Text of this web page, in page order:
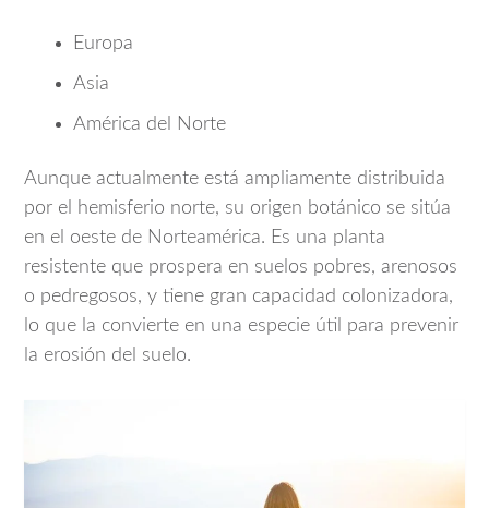
Europa
Asia
América del Norte
Aunque actualmente está ampliamente distribuida
por el hemisferio norte, su origen botánico se sitúa
en el oeste de Norteamérica. Es una planta
resistente que prospera en suelos pobres, arenosos
o pedregosos, y tiene gran capacidad colonizadora,
lo que la convierte en una especie útil para prevenir
la erosión del suelo.